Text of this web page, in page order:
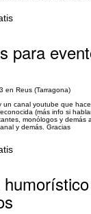
para
en Reus (Tarragona)
un canal youtube que
(más info si
monólogos y demás
y demás. Gracias